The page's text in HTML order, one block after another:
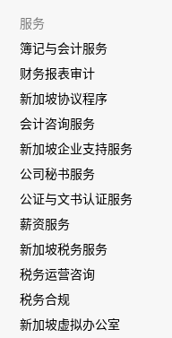
服务
簿记与会计服务
财务报表审计
新加坡协议程序
会计咨询服务
新加坡企业支持服务
公司秘书服务
公证与文书认证服务
薪资服务
新加坡税务服务
税务运营咨询
税务合规
新加坡虚拟办公室